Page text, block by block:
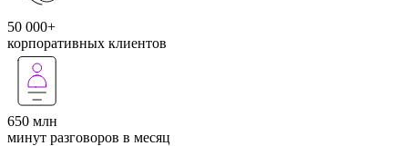
50 000+
корпоративных клиентов
650 млн
минут разговоров в месяц